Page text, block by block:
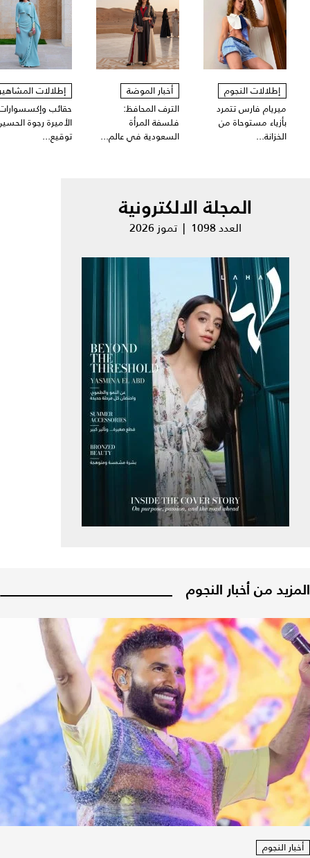
إطلالات النجوم
ميريام فارس تتمرد
بأزياء مستوحاة من
الخزانة...
أخبار الموضة
الترف المحافظ:
فلسفة المرأة
السعودية في عالم...
إطلالات
حقائب
الأميرة رجوة
توقيع...
المجلة الالكترونية
العدد 1098 | تموز 2026
المزيد من أخبار النجوم
أخبار النجوم